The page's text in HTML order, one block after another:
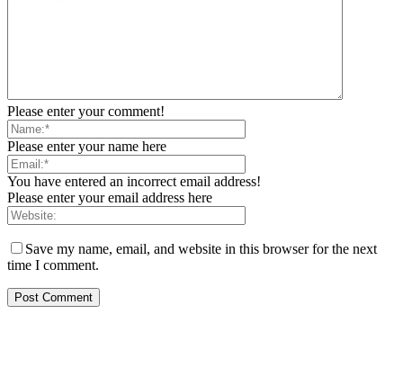
Please enter your comment!
Please enter your name here
You have entered an incorrect email address!
Please enter your email address here
Save my name, email, and website in this browser for the next
time I comment.